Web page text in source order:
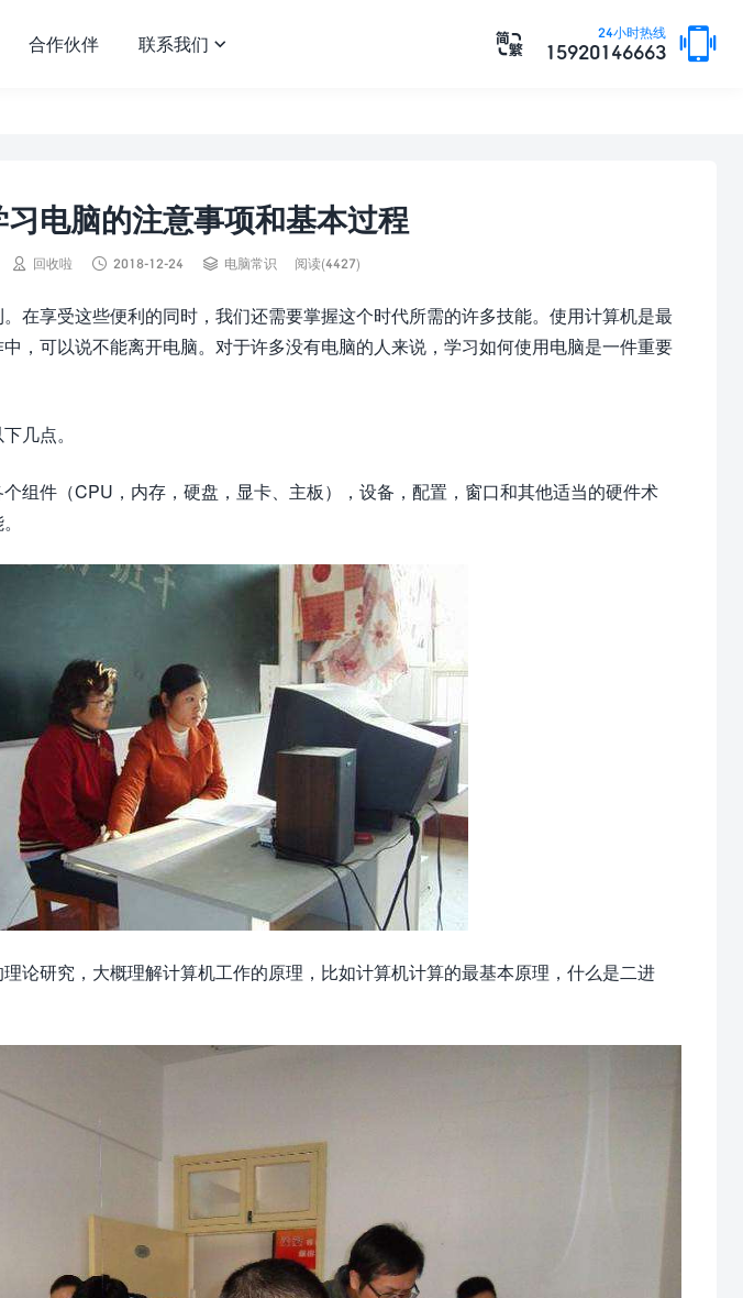
24小时热线
15920146663 

合作伙伴 联系我们 
习电脑的注意事项和基本过程
 回收啦  2018-12-24  电脑常识 阅读(4427)
在享受这些便利的同时，我们还需要掌握这个时代所需的许多技能。使用计算机是最
，可以说不能离开电脑。对于许多没有电脑的人来说，学习如何使用电脑是一件重要
几点。
组件（CPU，内存，硬盘，显卡、主板），设备，配置，窗口和其他适当的硬件术
论研究，大概理解计算机工作的原理，比如计算机计算的最基本原理，什么是二进